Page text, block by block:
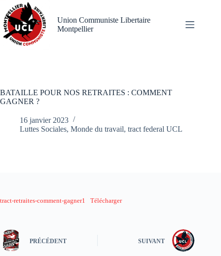
Passer
au
contenu
Union Communiste Libertaire
Montpellier
BATAILLE POUR NOS RETRAITES : COMMENT
GAGNER ?
16 janvier 2023
Luttes Sociales, Monde du travail, tract federal UCL
tract-retraites-comment-gagner1 Télécharger
PRÉCÉDENT SUIVANT